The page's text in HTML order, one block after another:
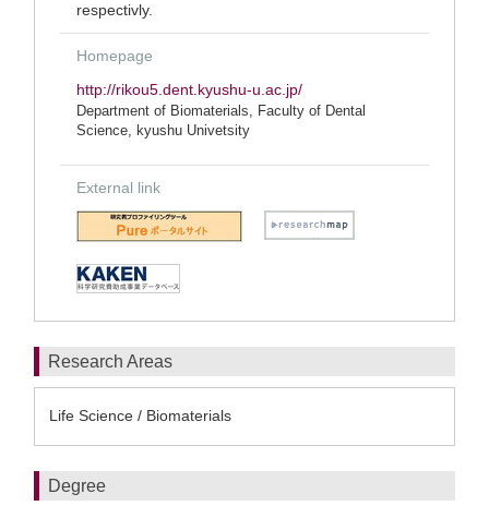
respectivly.
Homepage
http://rikou5.dent.kyushu-u.ac.jp/
Department of Biomaterials, Faculty of Dental
Science, kyushu Univetsity
External link
Research Areas
Life Science / Biomaterials
Degree